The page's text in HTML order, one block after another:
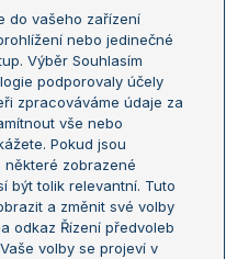
Open
Open
mistrů
mistryň
do vašeho zařízení
nebo jedinečné
Výběr Souhlasím
podporovaly účely
zpracováváme údaje za
vše nebo
Pokud jsou
zobrazené
být tolik relevantní. Tuto
a změnit své volby
odkaz Řízení předvoleb
volby se projeví v